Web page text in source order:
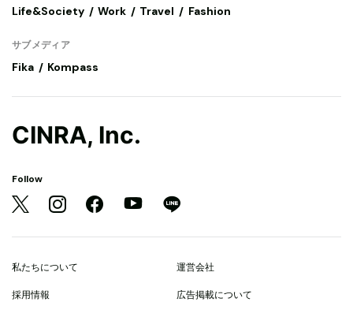
Life&Society
Work Travel Fashion
サブメディア
Fika Kompass
CINRA, Inc.
Follow
私たちについて 運営会社
採用情報 広告掲載について